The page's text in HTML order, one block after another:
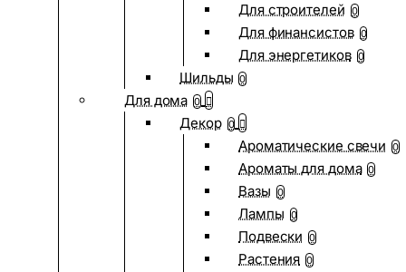
Для строителей 0
Для финансистов 0
Для энергетиков 0
Шильды 0
Для дома 0
Декор 0
Ароматические свечи 0
Ароматы для дома 0
Вазы 0
Лампы 0
Подвески 0
Растения 0